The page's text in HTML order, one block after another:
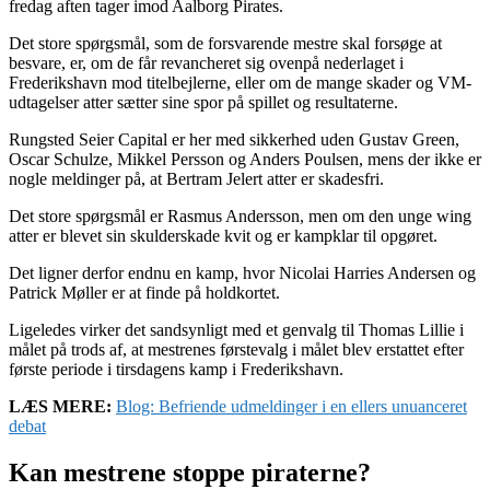
fredag aften tager imod Aalborg Pirates.
Det store spørgsmål, som de forsvarende mestre skal forsøge at
besvare, er, om de får revancheret sig ovenpå nederlaget i
Frederikshavn mod titelbejlerne, eller om de mange skader og VM-
udtagelser atter sætter sine spor på spillet og resultaterne.
Rungsted Seier Capital er her med sikkerhed uden Gustav Green,
Oscar Schulze, Mikkel Persson og Anders Poulsen, mens der ikke er
nogle meldinger på, at Bertram Jelert atter er skadesfri.
Det store spørgsmål er Rasmus Andersson, men om den unge wing
atter er blevet sin skulderskade kvit og er kampklar til opgøret.
Det ligner derfor endnu en kamp, hvor Nicolai Harries Andersen og
Patrick Møller er at finde på holdkortet.
Ligeledes virker det sandsynligt med et genvalg til Thomas Lillie i
målet på trods af, at mestrenes førstevalg i målet blev erstattet efter
første periode i tirsdagens kamp i Frederikshavn.
LÆS MERE: Blog: Befriende udmeldinger i en ellers unuanceret
debat
Kan mestrene stoppe piraterne?